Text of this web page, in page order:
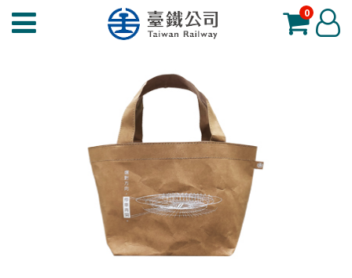
臺
0 登
入